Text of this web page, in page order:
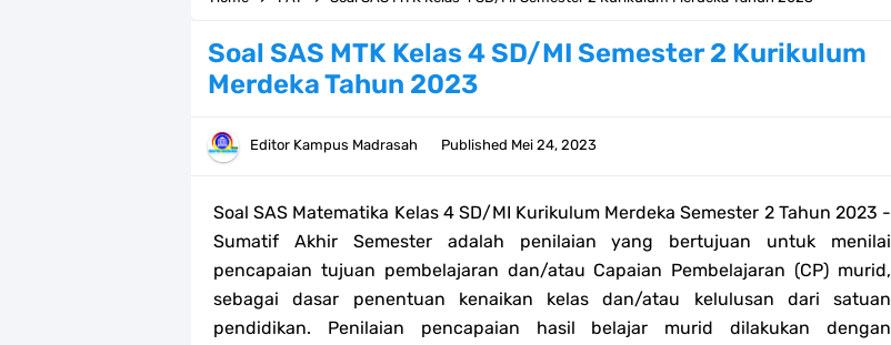
Bank soal PAT/SAT Kelas 3 SD/MI Semester 2 Kurikulum Merdeka Tahun 2026
Panduan GOOGLE WORKSPACE (GWS) Untuk Guru Madrasah
Bank Soal ASAT/PAT Kelas 5 SD/MI Kurikulum Merdeka Tahun 2026
Soal SAS MTK Kelas 4 SD/MI Semester 2 Kurikulum
Merdeka Tahun 2023
Editor Kampus Madrasah Published Mei 24, 2023
Soal SAS Matematika Kelas 4 SD/MI Kurikulum Merdeka Semester 2 Tahun 2023 -
Sumatif Akhir Semester adalah penilaian yang bertujuan untuk menilai
pencapaian tujuan pembelajaran dan/atau Capaian Pembelajaran (CP) murid,
sebagai dasar penentuan kenaikan kelas dan/atau kelulusan dari satuan
pendidikan. Penilaian pencapaian hasil belajar murid dilakukan dengan